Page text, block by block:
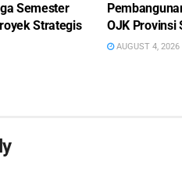
Semester
Strategis
OJK Provinsi
AUGUST 4, 2026